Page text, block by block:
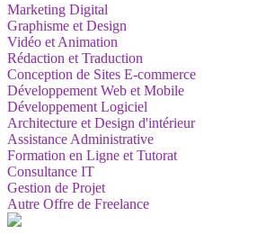
Marketing Digital
Graphisme et Design
Vidéo et Animation
Rédaction et Traduction
Conception de Sites E-commerce
Développement Web et Mobile
Développement Logiciel
Architecture et Design d'intérieur
Assistance Administrative
Formation en Ligne et Tutorat
Consultance IT
Gestion de Projet
Autre Offre de Freelance